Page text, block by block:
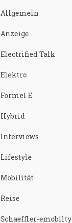
Allgemein
Anzeige
Electrified Talk
Elektro
Formel E
Hybrid
Interviews
Lifestyle
Mobilität
Reise
Schaeffler-emobilty